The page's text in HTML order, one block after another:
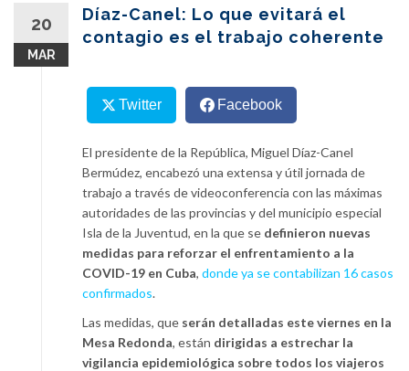
20
MAR
Díaz-Canel: Lo que evitará el
contagio es el trabajo coherente
Twitter Facebook
El presidente de la República, Miguel Díaz-Canel
Bermúdez, encabezó una extensa y útil jornada de
trabajo a través de videoconferencia con las máximas
autoridades de las provincias y del municipio especial
Isla de la Juventud, en la que se definieron nuevas
medidas para reforzar el enfrentamiento a la
COVID-19 en Cuba, donde ya se contabilizan 16 casos
confirmados.
Las medidas, que serán detalladas este viernes en la
Mesa Redonda, están dirigidas a estrechar la
vigilancia epidemiológica sobre todos los viajeros